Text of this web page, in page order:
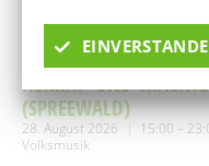
HEIMAT- UND
(SPREEWALD)
28. August 2026 15:00 –
Volksmusik